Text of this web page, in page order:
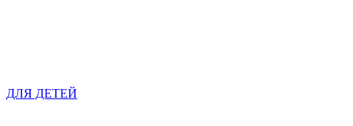
ДЛЯ ДЕТЕЙ